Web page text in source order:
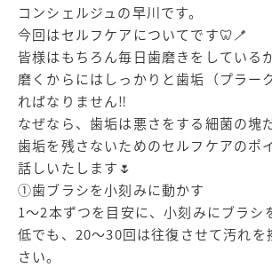
コンシェルジュの早川です。
今回はセルフケアについてです🦷🪥
皆様はもちろん毎日歯磨きをしている
磨くからにはしっかりと歯垢（プラー
ればなりません‼️
なぜなら、歯垢は悪さをする細菌の塊
歯垢を残さないためのセルフケアのポ
話しいたします🌷
①歯ブラシを小刻みに動かす
1～2本ずつを目安に、小刻みにブラシ
低でも、20～30回は往復させて汚れを
さい。